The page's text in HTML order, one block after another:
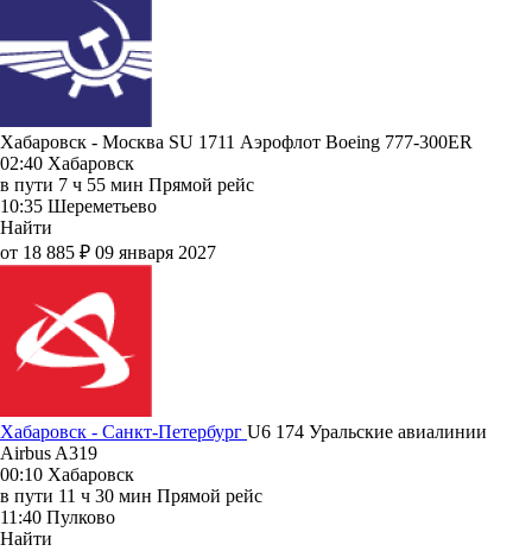
Хабаровск - Москва SU 1711 Аэрофлот Boeing 777-300ER
02:40 Хабаровск
в пути 7 ч 55 мин Прямой рейс
10:35 Шереметьево
Найти
от 18 885 ₽ 09 января 2027
Хабаровск - Санкт-Петербург U6 174 Уральские авиалинии
Airbus A319
00:10 Хабаровск
в пути 11 ч 30 мин Прямой рейс
11:40 Пулково
Найти